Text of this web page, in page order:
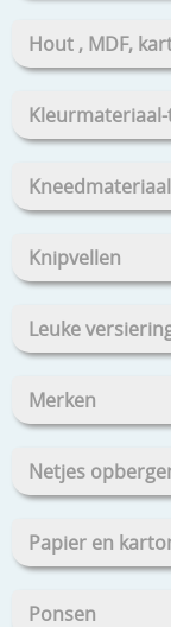
Hout , MDF,
Kneedmateriaal
Knipvellen
Leuke
Merken
Netjes
Papier en
Ponsen